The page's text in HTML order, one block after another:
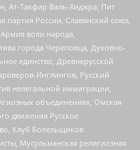
Ат-Такфир Валь-Хиджра, Пит
партия России, Славянский союз,
воли народа,
города Череповца, Духовно-
единство, Древнерусской
Инглингов, Русский
нелегальной иммиграции,
объединениях, Омская
движения Русское
Клуб Болельщиков
Мусульманская религиозная